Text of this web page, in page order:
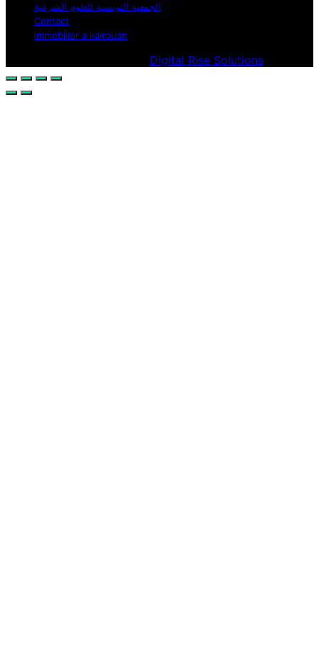
الجمعية التونسية للعلوم الشرعية
Contact
immobilier a kairouan
Digital Rise Solutions